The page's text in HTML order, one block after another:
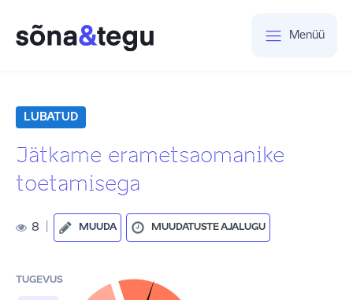
Menüü
LUBATUD
Jätkame erametsaomanike
toetamisega
8 MUUDA MUUDATUSTE AJALUGU
TUGEVUS